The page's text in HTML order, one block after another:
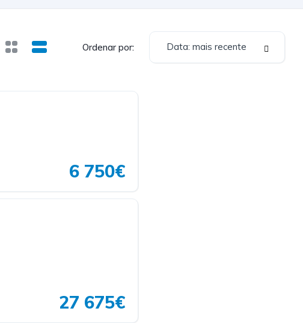
Ordenar por: Data: mais recente
6 750€
27 675€